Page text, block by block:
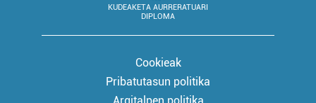
KUDEAKETA AURRERATUARI
DIPLOMA
Cookieak
Pribatutasun politika